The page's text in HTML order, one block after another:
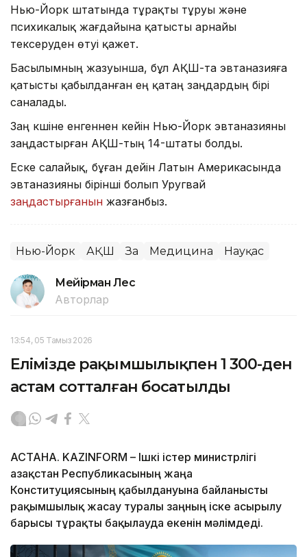
Нью-Йорк штатында тұрақты тұруы және
психикалық жағдайына қатысты арнайы
тексеруден өтуі қажет.
Басылымның жазуынша, бұл АҚШ-та эвтаназияға
қатысты қабылданған ең қатаң заңдардың бірі
саналады.
Заң күшіне енгеннен кейін Нью-Йорк эвтаназияны
заңдастырған АҚШ-тың 14-штаты болды.
Еске салайық, бұған дейін Латын Америкасында
эвтаназияны бірінші болып Уругвай
заңдастырғанын жазғанбыз.
Нью-Йорк АҚШ Заң Медицина Науқас
Мейірман Лес
Авторлар
13:54, 05 Тамыз 2026
Елімізде рақымшылықпен 1 300-ден
астам сотталған босатылды
АСТАНА. KAZINFORM – Ішкі істер министрлігі
Қазақстан Республикасының жаңа
Конституциясының қабылдануына байланысты
рақымшылық жасау туралы заңның іске асырылу
барысы тұрақты бақылауда екенін мәлімдеді.